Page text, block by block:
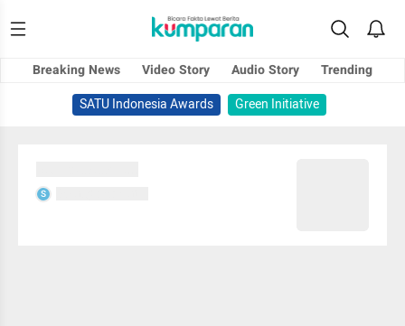
Breaking News Video Story Audio Story
Trending
SATU Indonesia Awards
Green Initiative
S